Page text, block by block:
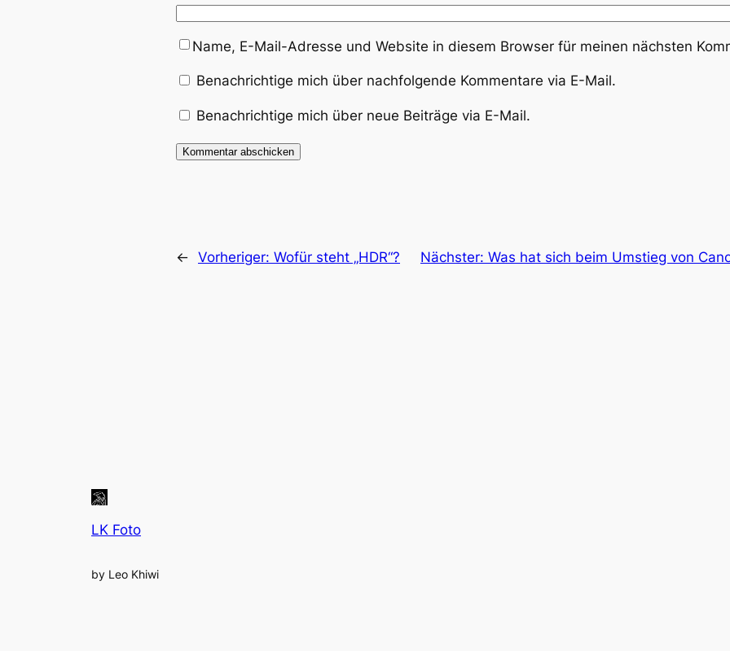
Name, E-Mail-Adresse und Website in diesem Browser für meinen nächsten
Benachrichtige mich über nachfolgende Kommentare via E-Mail.
Benachrichtige mich über neue Beiträge via E-Mail.
← Vorheriger: Wofür steht „HDR“? Nächster: Was hat sich beim Umstieg von
LK Foto
by Leo Khiwi